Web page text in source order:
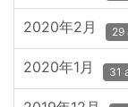
2020年2月 29
2020年1月 31